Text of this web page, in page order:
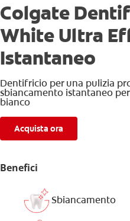
Colgate
White Ultra
Istantaneo
Dentifricio per una pulizia
sbiancamento istantaneo
bianco
Acquista ora
Benefici
Sbiancamento